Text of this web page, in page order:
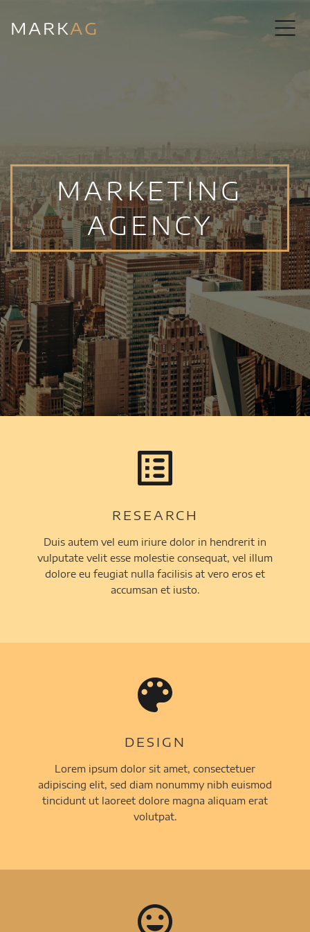
MARKAG
MARKETING
AGENCY
RESEARCH
Duis autem vel eum iriure dolor in hendrerit in
vulputate velit esse molestie consequat, vel illum
dolore eu feugiat nulla facilisis at vero eros et
accumsan et iusto.
DESIGN
Lorem ipsum dolor sit amet, consectetuer
adipiscing elit, sed diam nonummy nibh euismod
tincidunt ut laoreet dolore magna aliquam erat
volutpat.